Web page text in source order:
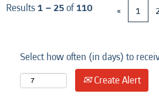
Results1 – 25of110 « 1
Select how often (in days) to
Create Alert